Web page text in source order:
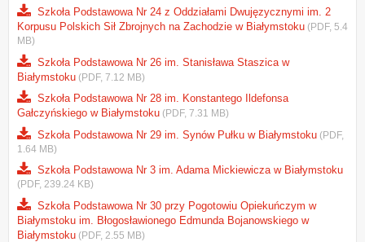
Szkoła Podstawowa Nr 24 z Oddziałami Dwujęzycznymi im. 2
Korpusu Polskich Sił Zbrojnych na Zachodzie w Białymstoku (PDF, 5.4
MB)
Szkoła Podstawowa Nr 26 im. Stanisława Staszica w
Białymstoku (PDF, 7.12 MB)
Szkoła Podstawowa Nr 28 im. Konstantego Ildefonsa
Gałczyńskiego w Białymstoku (PDF, 7.31 MB)
Szkoła Podstawowa Nr 29 im. Synów Pułku w Białymstoku (PDF,
1.64 MB)
Szkoła Podstawowa Nr 3 im. Adama Mickiewicza w Białymstoku
(PDF, 239.24 KB)
Szkoła Podstawowa Nr 30 przy Pogotowiu Opiekuńczym w
Białymstoku im. Błogosławionego Edmunda Bojanowskiego w
Białymstoku (PDF, 2.55 MB)